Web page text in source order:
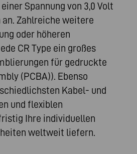
Spannung von 3,0 Volt
an. Zahlreiche weitere
oder höheren
CR Type ein großes
für gedruckte
(PCBA)). Ebenso
Kabel- und
und flexiblen
Ihre individuellen
weltweit liefern.